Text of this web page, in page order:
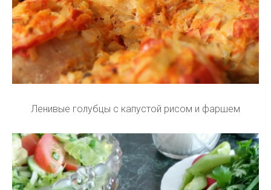
Ленивые голубцы с капустой рисом и фаршем